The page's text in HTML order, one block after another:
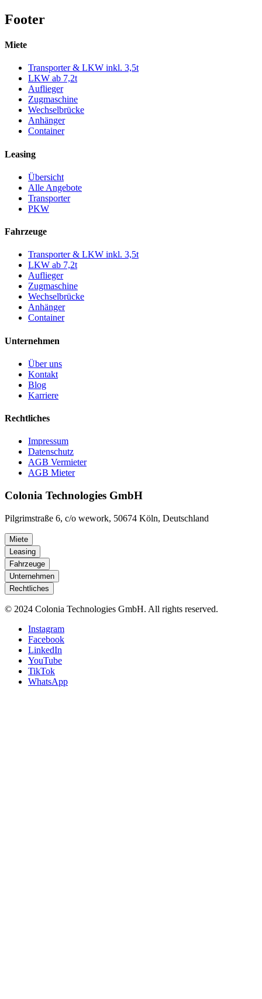
Footer
Miete
Transporter & LKW inkl. 3,5t
LKW ab 7,2t
Auflieger
Zugmaschine
Wechselbrücke
Anhänger
Container
Leasing
Übersicht
Alle Angebote
Transporter
PKW
Fahrzeuge
Transporter & LKW inkl. 3,5t
LKW ab 7,2t
Auflieger
Zugmaschine
Wechselbrücke
Anhänger
Container
Unternehmen
Über uns
Kontakt
Blog
Karriere
Rechtliches
Impressum
Datenschutz
AGB Vermieter
AGB Mieter
Colonia Technologies GmbH
Pilgrimstraße 6, c/o wework, 50674 Köln, Deutschland
Miete
Leasing
Fahrzeuge
Unternehmen
Rechtliches
© 2024 Colonia Technologies GmbH. All rights reserved.
Instagram
Facebook
LinkedIn
YouTube
TikTok
WhatsApp